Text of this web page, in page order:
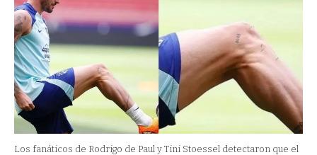
Los fanáticos de Rodrigo de Paul y Tini Stoessel detectaron que el